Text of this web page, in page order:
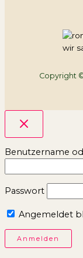
wir
Copyright
Benutzername
Passwort
Angemeldet